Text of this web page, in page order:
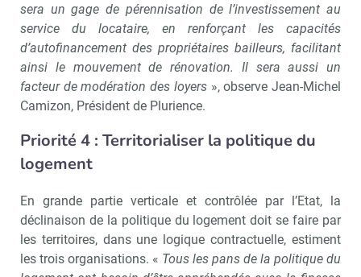
sera un gage de pérennisation de l’investissement au
service du locataire, en renforçant les capacités
d’autofinancement des propriétaires bailleurs, facilitant
ainsi le mouvement de rénovation. Il sera aussi un
facteur de modération des loyers», observe Jean-Michel
Camizon, Président de Plurience.
Priorité 4 : Territorialiser la politique du
logement
En grande partie verticale et contrôlée par l’Etat, la
déclinaison de la politique du logement doit se faire par
les territoires, dans une logique contractuelle, estiment
les trois organisations. « Tous les pans de la politique du